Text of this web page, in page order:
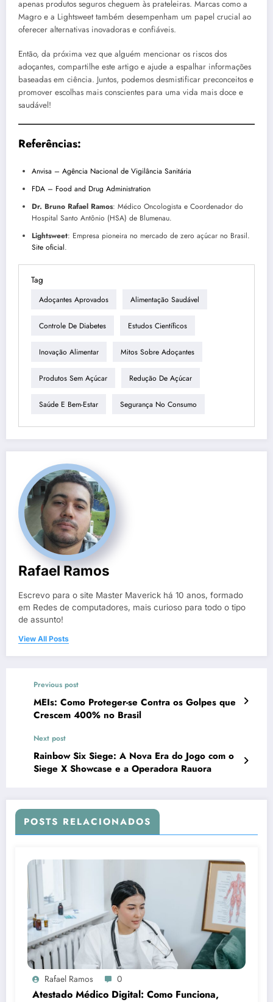
apenas produtos seguros cheguem às prateleiras. Marcas como a
Magro e a Lightsweet também desempenham um papel crucial ao
oferecer alternativas inovadoras e confiáveis.
Então, da próxima vez que alguém mencionar os riscos dos
adoçantes, compartilhe este artigo e ajude a espalhar informações
baseadas em ciência. Juntos, podemos desmistificar preconceitos e
promover escolhas mais conscientes para uma vida mais doce e
saudável!
Referências:
Anvisa – Agência Nacional de Vigilância Sanitária
FDA – Food and Drug Administration
Dr. Bruno Rafael Ramos: Médico Oncologista e Coordenador do
Hospital Santo Antônio (HSA) de Blumenau.
Lightsweet: Empresa pioneira no mercado de zero açúcar no Brasil.
Site oficial.
Tag
Adoçantes Aprovados Alimentação Saudável
Controle De Diabetes Estudos Científicos
Inovação Alimentar Mitos Sobre Adoçantes
Produtos Sem Açúcar Redução De Açúcar
Saúde E Bem-Estar Segurança No Consumo
Rafael Ramos
Escrevo para o site Master Maverick há 10 anos, formado
em Redes de computadores, mais curioso para todo o tipo
de assunto!
View All Posts
Previous post
MEIs: Como Proteger-se Contra os Golpes que
Crescem 400% no Brasil
Next post
Rainbow Six Siege: A Nova Era do Jogo com o
Siege X Showcase e a Operadora Rauora
POSTS RELACIONADOS
Rafael Ramos 0
Atestado Médico Digital: Como Funciona,